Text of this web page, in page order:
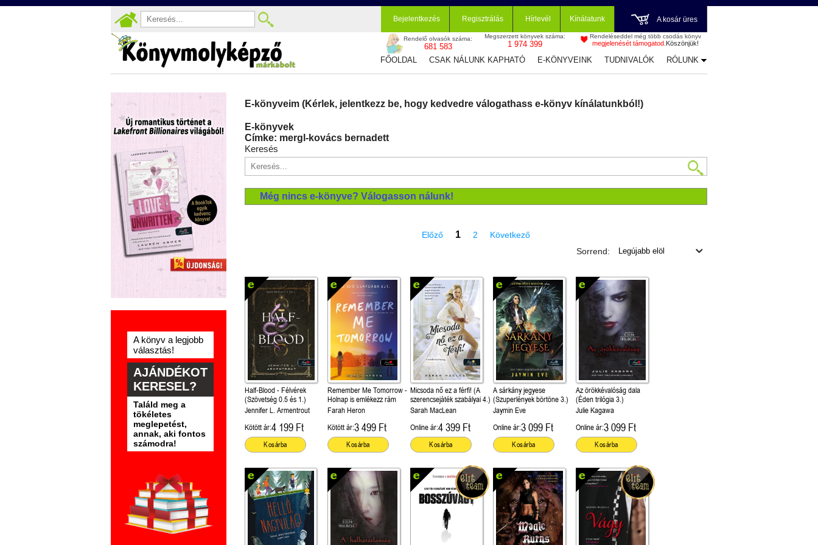
Bejelentkezés Regisztrálás Hírlevél Kínálatunk A kosár üres
Rendelő olvasók száma:
681 583
Megszerzett könyvek száma:
1 974 399
Rendeléseddel még több csodás könyv
megjelenését támogatod. Köszönjük!
FŐOLDAL CSAK NÁLUNK KAPHATÓ E-KÖNYVEINK TUDNIVALÓK RÓLUNK
A könyv a legjobb
választás!
AJÁNDÉKOT
KERESEL?
Találd meg a
tökéletes
meglepetést,
annak, aki fontos
számodra!
E-könyveim (Kérlek, jelentkezz be, hogy kedvedre válogathass e-könyv kínálatunkból!)
E-könyvek
Címke: mergl-kovács bernadett
Keresés
Még nincs e-könyve? Válogasson nálunk!
Előző 1 2
Következő
Sorrend:
Half-Blood - Félvérek
(Szövetség 0.5 és 1.)
Jennifer L. Armentrout
Kötött ár:4 199 Ft
Kosárba
Remember Me Tomorrow -
Holnap is emlékezz rám
Farah Heron
Kötött ár:3 499 Ft
Kosárba
Micsoda nő ez a férfi! (A
szerencsejáték szabályai 4.)
Sarah MacLean
Online ár:4 399 Ft
Kosárba
A sárkány jegyese
(Szuperlények börtöne 3.)
Jaymin Eve
Online ár:3 099 Ft
Kosárba
Az örökkévalóság dala
(Éden trilógia 3.)
Julie Kagawa
Online ár:3 099 Ft
Kosárba